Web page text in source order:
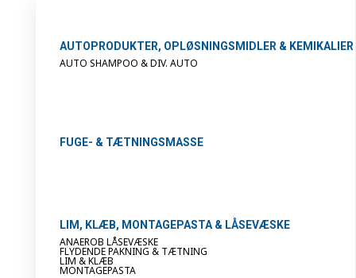
AUTOPRODUKTER, OPLØSNINGSMIDLER & KEMIKALIER
AUTO SHAMPOO & DIV. AUTO
FUGE- & TÆTNINGSMASSE
LIM, KLÆB, MONTAGEPASTA & LÅSEVÆSKE
ANAEROB LÅSEVÆSKE
FLYDENDE PAKNING & TÆTNING
LIM & KLÆB
MONTAGEPASTA